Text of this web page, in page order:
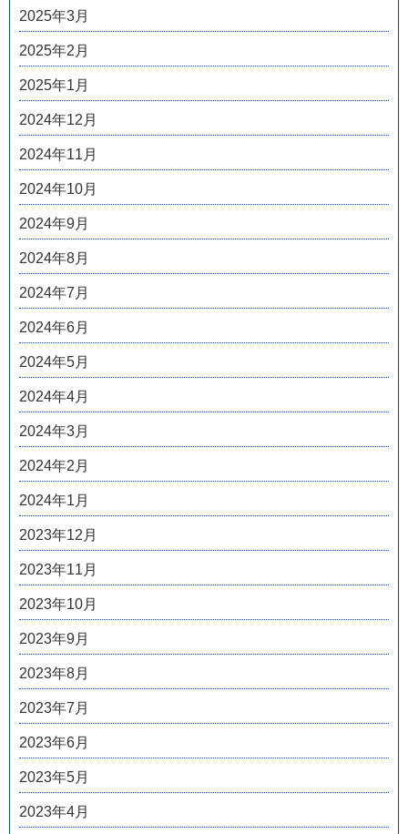
2025年3月
2025年2月
2025年1月
2024年12月
2024年11月
2024年10月
2024年9月
2024年8月
2024年7月
2024年6月
2024年5月
2024年4月
2024年3月
2024年2月
2024年1月
2023年12月
2023年11月
2023年10月
2023年9月
2023年8月
2023年7月
2023年6月
2023年5月
2023年4月